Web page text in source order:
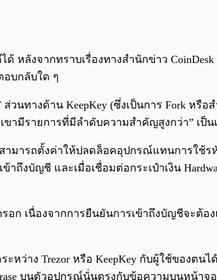
หลังจากทราบเรื่องทางสำนักข่าว
อบกลับใด ๆ
วนทางด้าน KeepKey (ซึ่งเป็นการ Fork หรือ
ขามีรายการที่มีลำดับความสำคัญสูงกว่า” เป็น
สามารถตั้งค่าให้ปลดล็อคอุปกรณ์แทนการใช้
ถึงบัญชี และเมื่อเชื่อมต่อกระเป๋าเงิน
รอก เนื่องจากการยืนยันการเข้าถึงบัญชีจะต้
ว่าง Trezor หรือ KeepKey กับผู้ใช้ของตนไ
บนตัวอุปกรณ์นั่นตรงกับข้อความบนหน้า